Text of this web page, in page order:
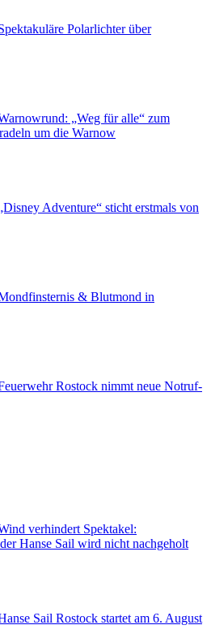
Polarlichter über
„Weg für alle“ zum
um die Warnow
Adventure“ sticht erstmals von
& Blutmond in
Rostock nimmt neue Notruf-
verhindert Spektakel:
Hanse Sail wird nicht nachgeholt
Sail Rostock startet am 6. August